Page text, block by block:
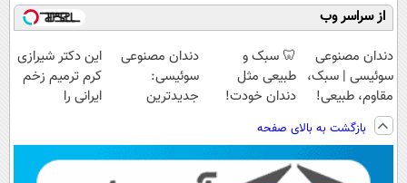
از سراسر وب
دندان مصنوعی
سوئیسی | سبک،
مقاوم، طبیعی!
ویزیت
رایگان+پرداخت
اقساطی😍
🦷 سبک و
طبیعی مثل
دندان خودت!
پرداخت اقساطی
💳 📍 تهران
دندان مصنوعی
سوئیسی:
جدیدترین
پرداخت قسطی
این دکتر شیرازی
کرم ترمیم زخم
ایرانی را
بازگشت به بالای صفحه